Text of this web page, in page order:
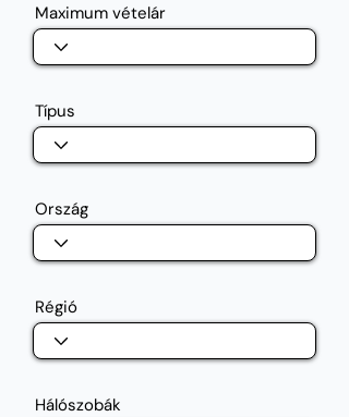
Maximum vételár
Típus
Ország
Régió
Hálószobák